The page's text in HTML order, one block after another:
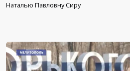
Наталью Павловну Сиру